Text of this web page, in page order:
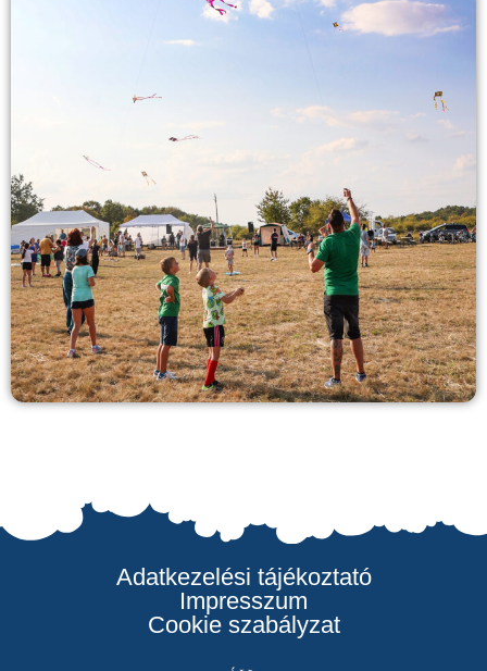
Adatkezelési tájékoztató
Impresszum
Cookie szabályzat